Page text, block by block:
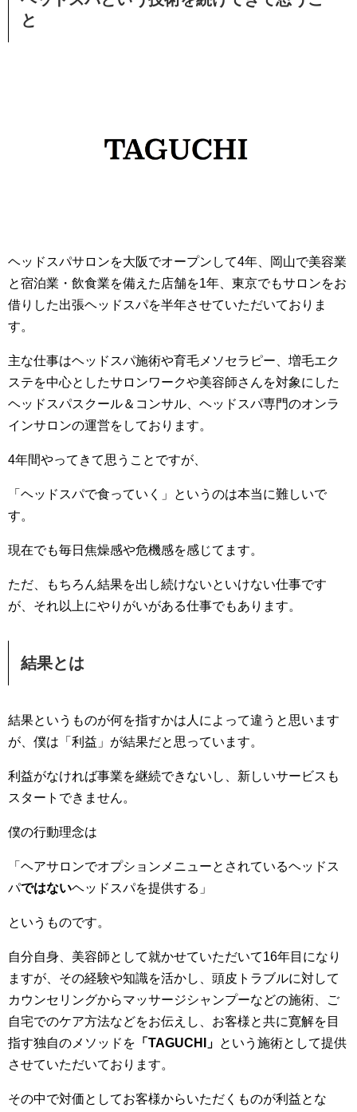
と
ヘッドスパサロンを大阪でオープンして4年、岡山で美容業
と宿泊業・飲食業を備えた店舗を1年、東京でもサロンをお
借りした出張ヘッドスパを半年させていただいておりま
す。
主な仕事はヘッドスパ施術や育毛メソセラピー、増毛エク
ステを中心としたサロンワークや美容師さんを対象にした
ヘッドスパスクール＆コンサル、ヘッドスパ専門のオンラ
インサロンの運営をしております。
4年間やってきて思うことですが、
「ヘッドスパで食っていく」というのは本当に難しいで
す。
現在でも毎日焦燥感や危機感を感じてます。
ただ、もちろん結果を出し続けないといけない仕事です
が、それ以上にやりがいがある仕事でもあります。
結果とは
結果というものが何を指すかは人によって違うと思います
が、僕は「利益」が結果だと思っています。
利益がなければ事業を継続できないし、新しいサービスも
スタートできません。
僕の行動理念は
「ヘアサロンでオプションメニューとされているヘッドス
パではないヘッドスパを提供する」
というものです。
自分自身、美容師として就かせていただいて16年目になり
ますが、その経験や知識を活かし、頭皮トラブルに対して
カウンセリングからマッサージシャンプーなどの施術、ご
自宅でのケア方法などをお伝えし、お客様と共に寛解を目
指す独自のメソッドを 「TAGUCHI」 という施術として提供
させていただいております。
その中で対価としてお客様からいただくものが利益とな